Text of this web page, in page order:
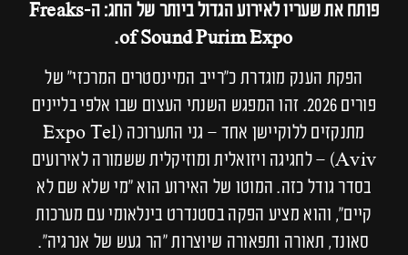
פותח את שעריו לאירוע הגדול ביותר של החג: ה-Freaks
of Sound Purim Expo.
הפקת הענק מוגדרת כ"רייב המיינסטרים המרכזי" של
פורים 2026. זהו המפגש השנתי העצום שבו אלפי בליינים
מתנקזים ללוקיישן אחד – גני התערוכה (Expo Tel
Aviv) – לחגיגה ויזואלית ומוזיקלית ששמורה לאירועים
בסדר גודל כזה. המוטו של האירוע הוא "מי שלא שם לא
קיים", והוא מציע הפקה בסטנדרט בינלאומי עם מערכות
סאונד, תאורה ותפאורה שיוצרות "הר געש של אנרגיה".